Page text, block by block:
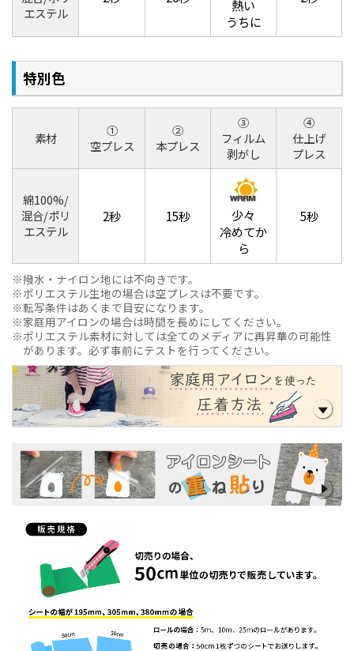
エステル
熱い
うちに
特別色
素材
①
空プレス
②
本プレス
③
フィルム
剥がし
④
仕上げ
プレス
綿100%/
混合/ポリ
エステル
2秒 15秒
少々
冷めてか
ら
5秒
撥水・ナイロン地には不向きです。
ポリエステル生地の場合は空プレスは不要です。
転写条件はあくまで目安になります。
家庭用アイロンの場合は時間を長めにしてください。
ポリエステル素材に対しては全てのメディアに再昇華の可能性
があります。必ず事前にテストを行ってください。